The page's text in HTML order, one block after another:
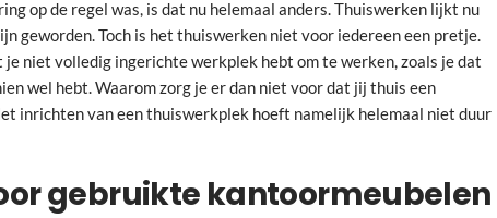
op de regel was, is dat nu helemaal anders. Thuiswerken lijkt nu
geworden. Toch is het thuiswerken niet voor iedereen een pretje.
je niet volledig ingerichte werkplek hebt om te werken, zoals je dat
wel hebt. Waarom zorg je er dan niet voor dat jij thuis een
inrichten van een thuiswerkplek hoeft namelijk helemaal niet duur
gebruikte kantoormeubelen